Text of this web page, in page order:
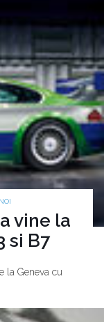
vine la
si B7
la Geneva cu